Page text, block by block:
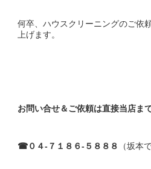
何卒、ハウスクリーニングのご依
上げます。
お問い合せ＆ご依頼は直接当店ま
☎０４-７１８６-５８８８ （坂本